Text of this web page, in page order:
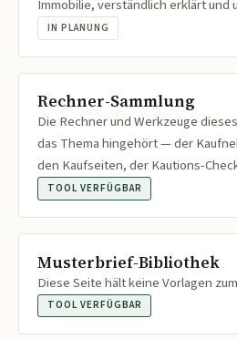
Immobilie, verständlich erklärt und
IN PLANUNG
Rechner-Sammlung
Die Rechner und Werkzeuge
das Thema hingehört — der
den Kaufseiten, der Kautions-
TOOL VERFÜGBAR
Musterbrief-Bibliothek
Diese Seite hält keine Vorlagen
TOOL VERFÜGBAR